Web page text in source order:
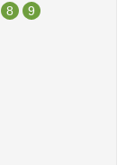
8 9